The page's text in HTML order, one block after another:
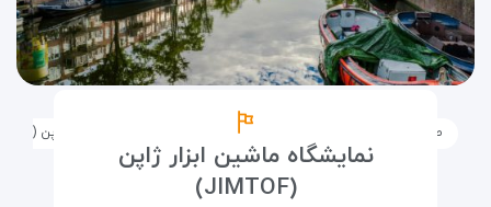
صفحه نخست تور نمایشگاهی نمایشگاه ماشین ابزار ژاپن (JIMTOF)
نمایشگاه ماشین ابزار ژاپن
(JIMTOF)